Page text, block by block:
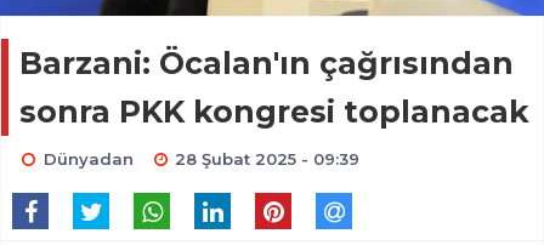
Barzani: Öcalan'ın çağrısından
sonra PKK kongresi toplanacak
Dünyadan 28 Şubat 2025 - 09:39